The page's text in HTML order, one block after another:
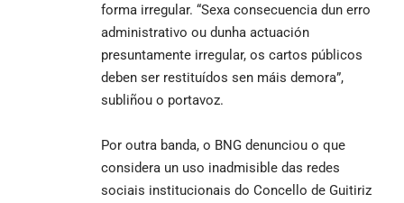
forma irregular. “Sexa consecuencia dun erro
administrativo ou dunha actuación
presuntamente irregular, os cartos públicos
deben ser restituídos sen máis demora”,
subliñou o portavoz.
Por outra banda, o BNG denunciou o que
considera un uso inadmisible das redes
sociais institucionais do Concello de Guitiriz